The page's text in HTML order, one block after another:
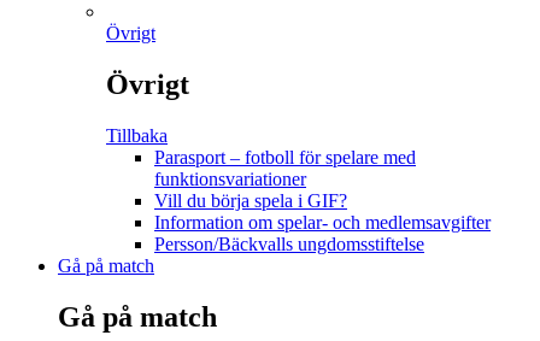
Övrigt
Övrigt
Tillbaka
Parasport – fotboll för spelare med
funktionsvariationer
Vill du börja spela i GIF?
Information om spelar- och medlemsavgifter
Persson/Bäckvalls ungdomsstiftelse
Gå på match
Gå på match